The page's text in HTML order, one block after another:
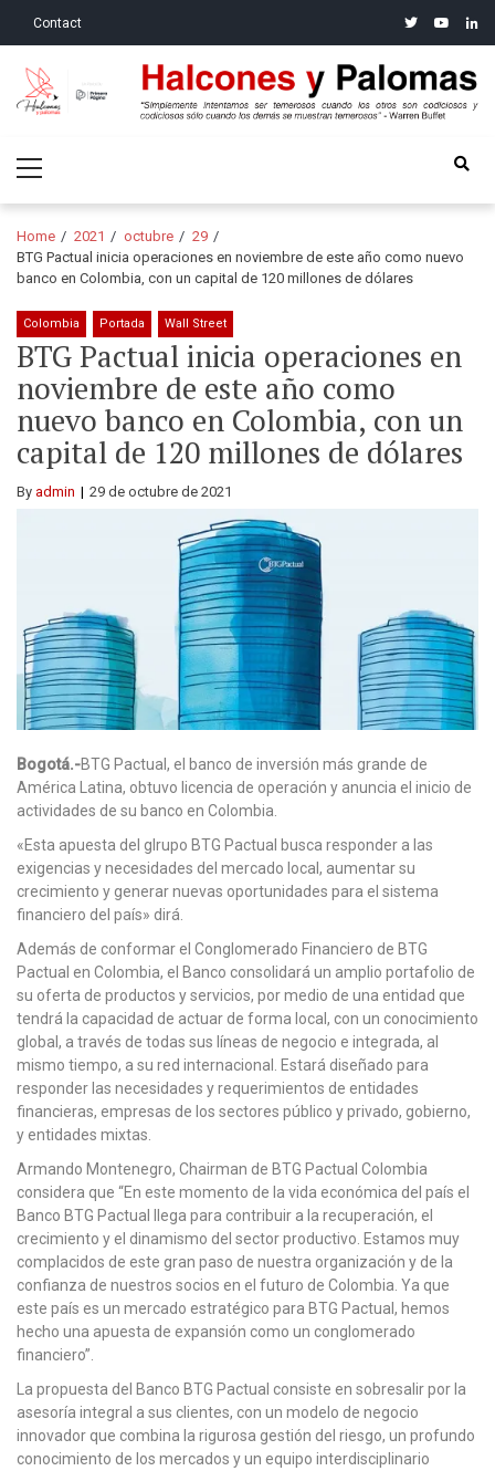
Contact twitteryoutube
Halcones y Palomas
Menu
Home 2021 octubre
29
BTG Pactual inicia operaciones en noviembre de este año como nuevo
banco en Colombia, con un capital de 120 millones de dólares
Colombia Portada Wall Street
BTG Pactual inicia operaciones en
noviembre de este año como
nuevo banco en Colombia, con un
capital de 120 millones de dólares
By admin 29 de octubre de 2021
Bogotá.-BTG Pactual, el banco de inversión más grande de
América Latina, obtuvo licencia de operación y anuncia el inicio de
actividades de su banco en Colombia.
«Esta apuesta del glrupo BTG Pactual busca responder a las
exigencias y necesidades del mercado local, aumentar su
crecimiento y generar nuevas oportunidades para el sistema
financiero del país» dirá.
Además de conformar el Conglomerado Financiero de BTG
Pactual en Colombia, el Banco consolidará un amplio portafolio de
su oferta de productos y servicios, por medio de una entidad que
tendrá la capacidad de actuar de forma local, con un conocimiento
global, a través de todas sus líneas de negocio e integrada, al
mismo tiempo, a su red internacional. Estará diseñado para
responder las necesidades y requerimientos de entidades
financieras, empresas de los sectores público y privado, gobierno,
y entidades mixtas.
Armando Montenegro, Chairman de BTG Pactual Colombia
considera que “En este momento de la vida económica del país el
Banco BTG Pactual llega para contribuir a la recuperación, el
crecimiento y el dinamismo del sector productivo. Estamos muy
complacidos de este gran paso de nuestra organización y de la
confianza de nuestros socios en el futuro de Colombia. Ya que
este país es un mercado estratégico para BTG Pactual, hemos
hecho una apuesta de expansión como un conglomerado
financiero”.
La propuesta del Banco BTG Pactual consiste en sobresalir por la
asesoría integral a sus clientes, con un modelo de negocio
innovador que combina la rigurosa gestión del riesgo, un profundo
conocimiento de los mercados y un equipo interdisciplinario